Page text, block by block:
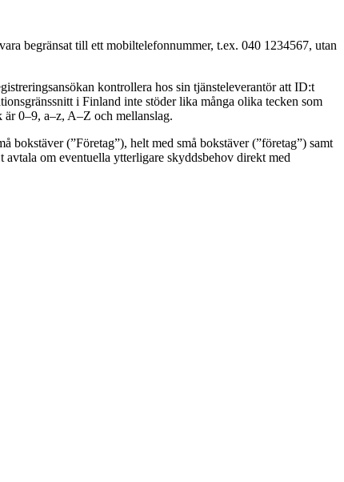
begränsat till ett mobiltelefonnummer, t.ex. 040 1234567, utan
kontrollera hos sin tjänsteleverantör att ID:t
i Finland inte stöder lika många olika tecken som
är 0–9, a–z, A–Z och mellanslag.
(”Företag”), helt med små bokstäver (”företag”) samt
om eventuella ytterligare skyddsbehov direkt med